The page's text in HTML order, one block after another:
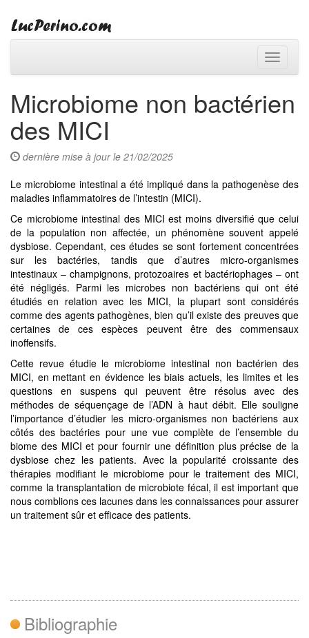
Toggle
Microbiome non bactérien
des MICI
dernière mise à jour le 21/02/2025
Le microbiome intestinal a été impliqué dans la pathogenèse des
maladies inflammatoires de l’intestin (MICI).
Ce microbiome intestinal des MICI est moins diversifié que celui
de la population non affectée, un phénomène souvent appelé
dysbiose. Cependant, ces études se sont fortement concentrées
sur les bactéries, tandis que d’autres micro-organismes
intestinaux – champignons, protozoaires et bactériophages – ont
été négligés. Parmi les microbes non bactériens qui ont été
étudiés en relation avec les MICI, la plupart sont considérés
comme des agents pathogènes, bien qu’il existe des preuves que
certaines de ces espèces peuvent être des commensaux
inoffensifs.
Cette revue étudie le microbiome intestinal non bactérien des
MICI, en mettant en évidence les biais actuels, les limites et les
questions en suspens qui peuvent être résolus avec des
méthodes de séquençage de l’ADN à haut débit. Elle souligne
l’importance d’étudier les micro-organismes non bactériens aux
côtés des bactéries pour une vue complète de l’ensemble du
biome des MICI et pour fournir une définition plus précise de la
dysbiose chez les patients. Avec la popularité croissante des
thérapies modifiant le microbiome pour le traitement des MICI,
comme la transplantation de microbiote fécal, il est important que
nous comblions ces lacunes dans les connaissances pour assurer
un traitement sûr et efficace des patients.
Bibliographie